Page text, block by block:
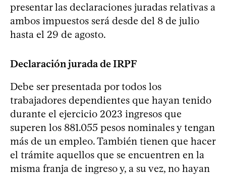
presentar las declaraciones juradas relativas a
ambos impuestos será desde del 8 de julio
hasta el 29 de agosto.
Declaración jurada de IRPF
Debe ser presentada por todos los
trabajadores dependientes que hayan tenido
durante el ejercicio 2023 ingresos que
superen los 881.055 pesos nominales y tengan
más de un empleo. También tienen que hacer
el trámite aquellos que se encuentren en la
misma franja de ingreso y, a su vez, no hayan